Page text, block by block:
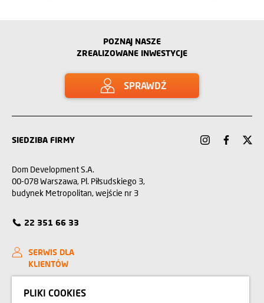
POZNAJ NASZE
ZREALIZOWANE INWESTYCJE
SPRAWDŹ
SIEDZIBA FIRMY
Dom Development S.A.
00-078 Warszawa, Pl. Piłsudskiego 3,
budynek Metropolitan, wejście nr 3
22 351 66 33
SERWIS DLA
KLIENTÓW
KONTAKT
PLIKI COOKIES